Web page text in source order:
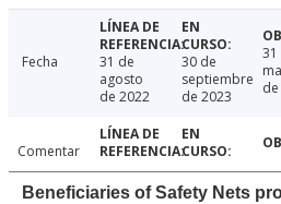
Fecha
31 de
agosto
de 2022
30 de
septiembre
de 2023
31
Comentar
Beneficiaries of Safety Nets